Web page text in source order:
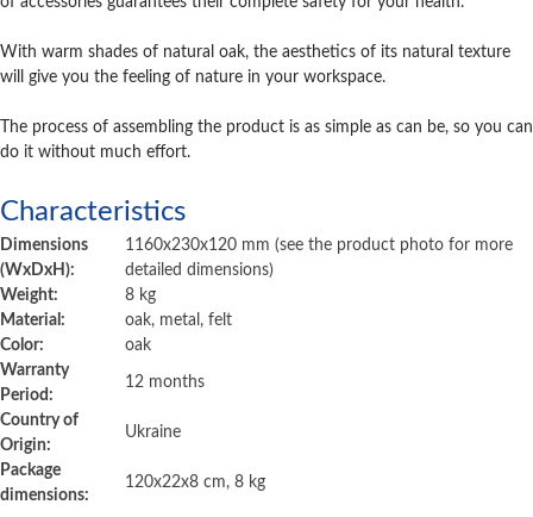
With warm shades of natural oak, the aesthetics of its natural texture
will give you the feeling of nature in your workspace.
The process of assembling the product is as simple as can be, so you can
do it without much effort.
Characteristics
Dimensions
(WxDxH):
1160х230х120 mm (see the product photo for more
detailed dimensions)
Weight:
8 kg
Material:
oak, metal, felt
Color:
oak
Warranty
Period:
12 months
Country of
Origin:
Ukraine
Package
dimensions:
120х22х8 cm, 8 kg